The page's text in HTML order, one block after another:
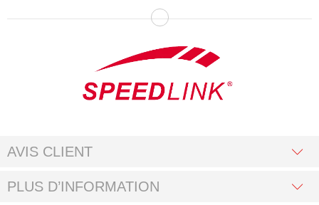
AVIS CLIENT
PLUS D’INFORMATION